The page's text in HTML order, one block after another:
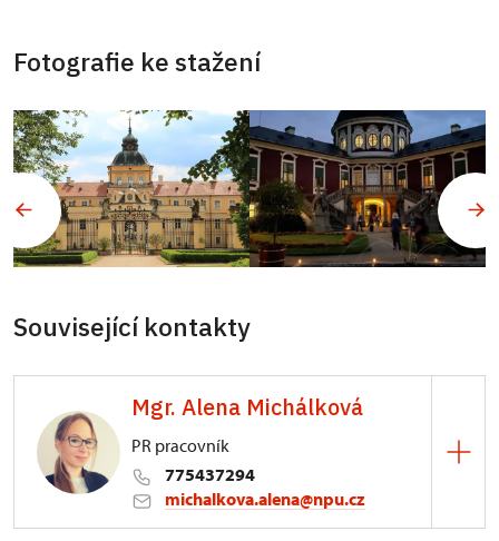
Fotografie ke stažení
Související kontakty
Mgr. Alena Michálková
PR pracovník
775437294
michalkova.alena@npu.cz